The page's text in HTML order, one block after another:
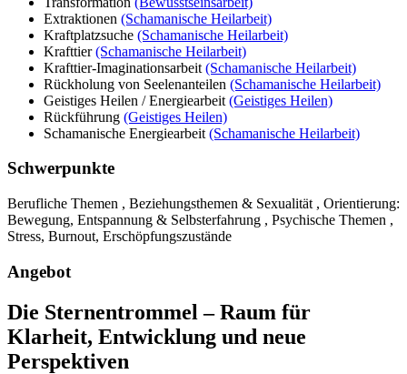
Extraktionen (Schamanische Heilarbeit)
Kraftplatzsuche (Schamanische Heilarbeit)
Krafttier(Schamanische Heilarbeit)
Krafttier-Imaginationsarbeit (Schamanische Heilarbeit)
Rückholung von Seelenanteilen (Schamanische Heilarbeit)
Geistiges Heilen / Energiearbeit (Geistiges Heilen)
Rückführung (Geistiges Heilen)
Schamanische Energiearbeit (Schamanische Heilarbeit)
Schwerpunkte
Berufliche Themen , Beziehungsthemen & Sexualität , Orientierung:
Bewegung, Entspannung & Selbsterfahrung , Psychische Themen ,
Stress, Burnout, Erschöpfungszustände
Angebot
Die Sternentrommel – Raum für
Klarheit, Entwicklung und neue
Perspektiven